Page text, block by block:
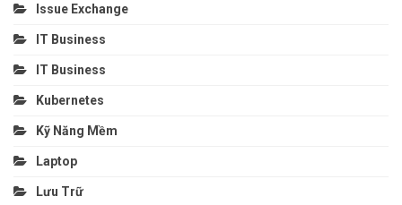
Issue Exchange
IT Business
IT Business
Kubernetes
Kỹ Năng Mềm
Laptop
Lưu Trữ